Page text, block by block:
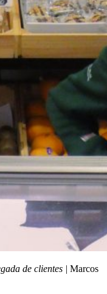
de clientes | Marcos